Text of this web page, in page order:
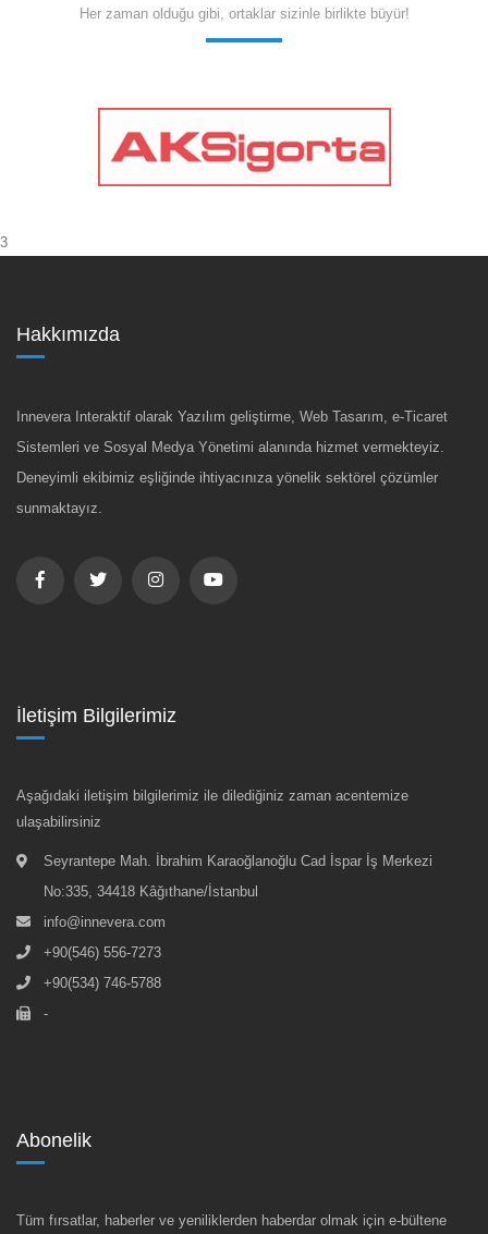
Her zaman olduğu gibi, ortaklar sizinle birlikte büyür!
3
Hakkımızda
Innevera Interaktif olarak Yazılım geliştirme, Web Tasarım, e-Ticaret
Sistemleri ve Sosyal Medya Yönetimi alanında hizmet vermekteyiz.
Deneyimli ekibimiz eşliğinde ihtiyacınıza yönelik sektörel çözümler
sunmaktayız.
İletişim Bilgilerimiz
Aşağıdaki iletişim bilgilerimiz ile dilediğiniz zaman acentemize
ulaşabilirsiniz
Seyrantepe Mah. İbrahim Karaoğlanoğlu Cad İspar İş Merkezi
No:335, 34418 Kâğıthane/İstanbul
info@innevera.com
+90(546) 556-7273
+90(534) 746-5788
-
Abonelik
Tüm fırsatlar, haberler ve yeniliklerden haberdar olmak için e-bültene